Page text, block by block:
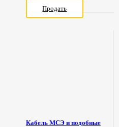
Продать
Кабель МСЭ и подобные